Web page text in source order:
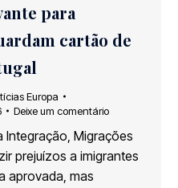
para
cartão de
Europa
Deixe um comentário
Integração, Migrações
prejuízos a imigrantes
aprovada, mas